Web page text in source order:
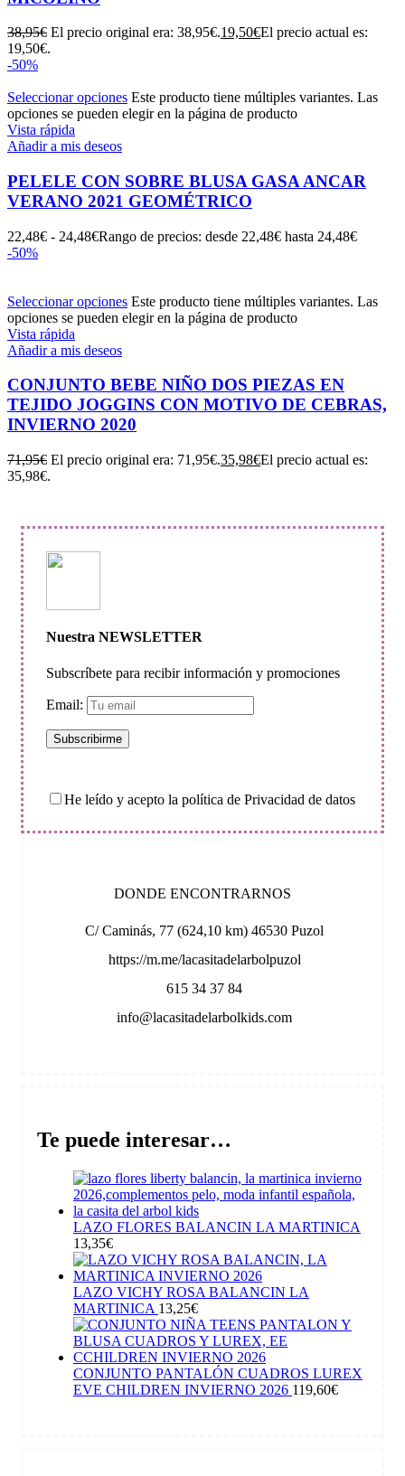
38,95€ El precio original era: 38,95€.19,50€El precio actual es:
19,50€.
-50%
Seleccionar opciones Este producto tiene múltiples variantes. Las
opciones se pueden elegir en la página de producto
Vista rápida
Añadir a mis deseos
PELELE CON SOBRE BLUSA GASA ANCAR
VERANO 2021 GEOMÉTRICO
22,48€ - 24,48€Rango de precios: desde 22,48€ hasta 24,48€
-50%
Seleccionar opciones Este producto tiene múltiples variantes. Las
opciones se pueden elegir en la página de producto
Vista rápida
Añadir a mis deseos
CONJUNTO BEBE NIÑO DOS PIEZAS EN
TEJIDO JOGGINS CON MOTIVO DE CEBRAS,
INVIERNO 2020
71,95€ El precio original era: 71,95€.35,98€El precio actual es:
35,98€.
Nuestra NEWSLETTER
Subscríbete para recibir información y promociones
Email:
He leído y acepto la política de Privacidad de datos
DONDE ENCONTRARNOS
C/ Caminás, 77 (624,10 km) 46530 Puzol
https://m.me/lacasitadelarbolpuzol
615 34 37 84
info@lacasitadelarbolkids.com
Te puede interesar…
LAZO FLORES BALANCIN LA MARTINICA
13,35€
LAZO VICHY ROSA BALANCIN LA
MARTINICA 13,25€
CONJUNTO PANTALÓN CUADROS LUREX
EVE CHILDREN INVIERNO 2026 119,60€